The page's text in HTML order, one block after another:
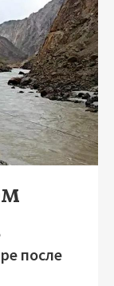
после